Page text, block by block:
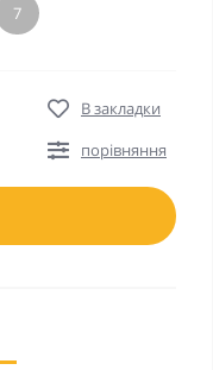
7
В закладки
порівняння